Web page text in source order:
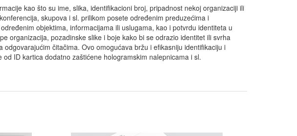
kao što su ime, slika, identifikacioni broj, pripadnost nekoj organizaciji ili
skupova i sl. prilikom posete određenim preduzećima i
objektima, informacijama ili uslugama, kao i potvrdu identiteta u
organizacija, pozadinske slike i boje kako bi se odrazio identitet ili svrha
čitačima. Ovo omogućava bržu i efikasniju identifikaciju i
ID kartica dodatno zaštićene hologramskim nalepnicama i sl.